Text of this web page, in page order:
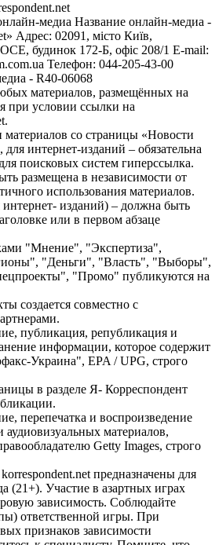
медиа Название онлайн-медиа -
Адрес: 02091, місто Київ,
будинок 172-Б, офіс 208/1 E-mail:
Телефон: 044-205-43-00
- R40-06068
материалов, размещённых на
при условии ссылки на
со страницы «Новости
интернет-изданий – обязательна
поисковых систем гиперссылка.
размещена в независимости от
использования материалов.
изданий) – должна быть
или в первом абзаце
"Мнение", "Экспертиза",
"Деньги", "Власть", "Выборы",
"Промо" публикуются на
создается совместно с
публикация, републикация и
информации, которое содержит
Украина", EPA / UPG, строго
в разделе Я- Корреспондент
перепечатка и воспроизведение
материалов,
Getty Images, строго
предназначены для
(21+). Участие в азартных играх
зависимость. Соблюдайте
ответственной игры. При
признаков зависимости